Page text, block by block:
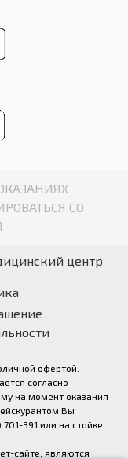
СО
центр
офертой.
согласно
на момент оказания
Вы
391 или на стойке
сайте, являются